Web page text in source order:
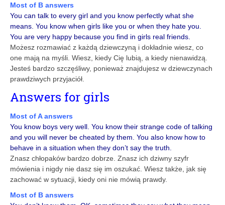
Most of B answers
You can talk to every girl and you know perfectly what she
means. You know when girls like you or when they hate you.
You are very happy because you find in girls real friends.
Możesz rozmawiać z każdą dziewczyną i dokładnie wiesz, co
one mają na myśli. Wiesz, kiedy Cię lubią, a kiedy nienawidzą.
Jesteś bardzo szczęśliwy, ponieważ znajdujesz w dziewczynach
prawdziwych przyjaciół.
Answers for girls
Most of A answers
You know boys very well. You know their strange code of talking
and you will never be cheated by them. You also know how to
behave in a situation when they don’t say the truth.
Znasz chłopaków bardzo dobrze. Znasz ich dziwny szyfr
mówienia i nigdy nie dasz się im oszukać. Wiesz także, jak się
zachować w sytuacji, kiedy oni nie mówią prawdy.
Most of B answers